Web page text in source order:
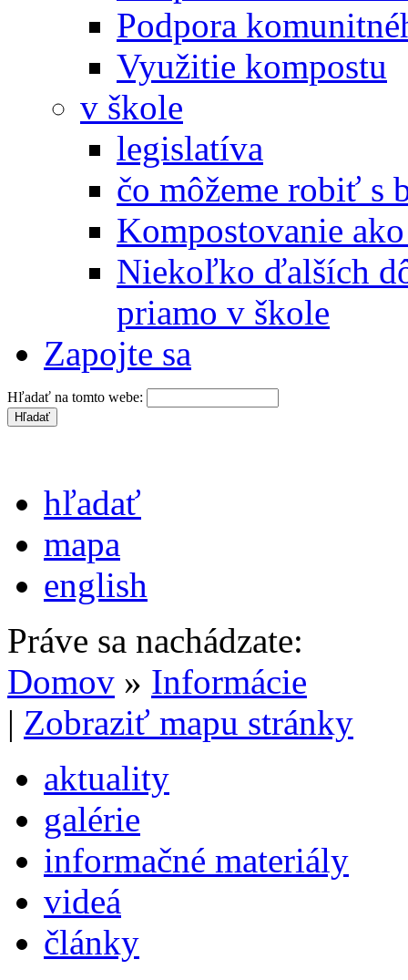
Podpora
Využitie kompostu
v škole
legislatíva
čo môžeme robiť s
Kompostovanie
Niekoľko ďalších
priamo v škole
Zapojte sa
Hľadať na tomto webe:
hľadať
mapa
english
Práve sa nachádzate:
Domov » Informácie
| Zobraziť mapu stránky
aktuality
galérie
informačné materiály
videá
články